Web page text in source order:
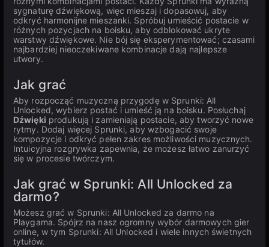
sygnaturę dźwiękową, więc mieszaj i dopasowuj, aby
odkryć harmonijne mieszanki. Spróbuj umieścić postacie w
różnych pozycjach na boisku, aby odblokować ukryte
warstwy dźwiękowe. Nie bój się eksperymentować; czasami
najbardziej nieoczekiwane kombinacje dają najlepsze
utwory.
Jak grać
Aby rozpocząć muzyczną przygodę w Sprunki: All
Unlocked, wybierz postać i umieść ją na boisku. Posłuchaj
Dźwięki produkują i zamieniają postacie, aby tworzyć nowe
rytmy. Dodaj więcej Sprunki, aby wzbogacić swoje
kompozycje i odkryć pełen zakres możliwości muzycznych.
Intuicyjna rozgrywka zapewnia, że możesz łatwo zanurzyć
się w procesie twórczym.
Jak grać w Sprunki: All Unlocked za
darmo?
Możesz grać w Sprunki: All Unlocked za darmo na
Playgama. Spójrz na nasz ogromny wybór darmowych gier
online, w tym Sprunki: All Unlocked i wiele innych świetnych
tytułów.